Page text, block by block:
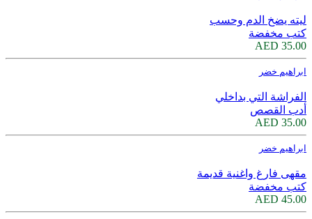
ليته يضخ الدم وحسب
كتب مخفضة
35.00 AED
ابراهيم خضر
الفراشة التي بداخلي
أدب القصص
35.00 AED
ابراهيم خضر
مقهى فارغ واغنية قديمة
كتب مخفضة
45.00 AED